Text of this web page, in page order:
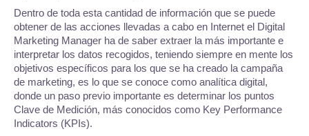
Dentro de toda esta cantidad de información que se puede
obtener de las acciones llevadas a cabo en Internet el Digital
Marketing Manager ha de saber extraer la más importante e
interpretar los datos recogidos, teniendo siempre en mente los
objetivos específicos para los que se ha creado la campaña
de marketing, es lo que se conoce como analítica digital,
donde un paso previo importante es determinar los puntos
Clave de Medición, más conocidos como Key Performance
Indicators (KPIs).